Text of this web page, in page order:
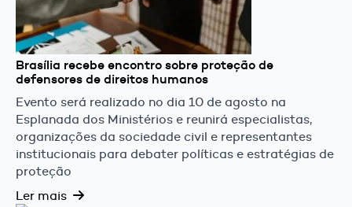
Brasília recebe encontro sobre proteção de
defensores de direitos humanos
Evento será realizado no dia 10 de agosto na
Esplanada dos Ministérios e reunirá especialistas,
organizações da sociedade civil e representantes
institucionais para debater políticas e estratégias de
proteção
Ler mais